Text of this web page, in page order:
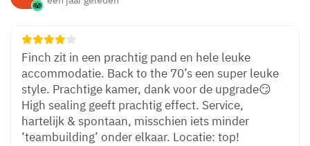
Finch zit in een prachtig pand en hele leuke
accommodatie. Back to the 70’s een super leuke
style. Prachtige kamer, dank voor de upgrade😏
High sealing geeft prachtig effect. Service,
hartelijk & spontaan, misschien iets minder
‘teambuilding’ onder elkaar. Locatie: top!